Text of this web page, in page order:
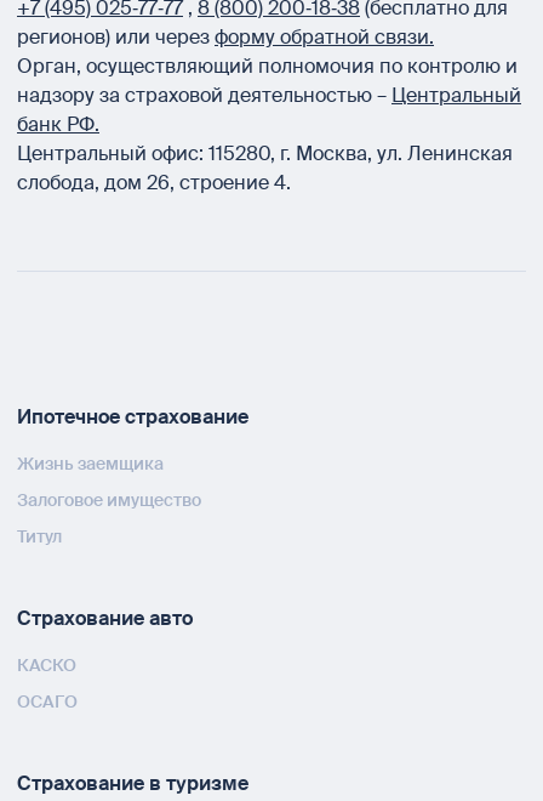
+7 (495) 025‑77‑77 , 8 (800) 200‑18‑38(бесплатно для
регионов) или черезформу обратной связи.
Орган, осуществляющий полномочия по контролю и
надзору за страховой деятельностью – Центральный
банк РФ.
Центральный офис: 115280, г. Москва, ул. Ленинская
слобода, дом 26, строение 4.
Ипотечное страхование
Жизнь заемщика
Залоговое имущество
Титул
Страхование авто
КАСКО
ОСАГО
Страхование в туризме